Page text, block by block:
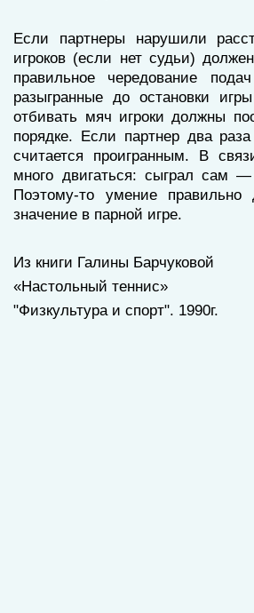
Если партнеры нарушили
игроков (если нет судьи)
правильное чередование
разыгранные до остановки
отбивать мяч игроки должны
порядке. Если партнер два
считается проигранным. В
много двигаться: сыграл сам
Поэтому-то умение правильно
значение в парной игре.
Из книги Галины Барчуковой
«Настольный теннис»
"Физкультура и спорт". 1990г.